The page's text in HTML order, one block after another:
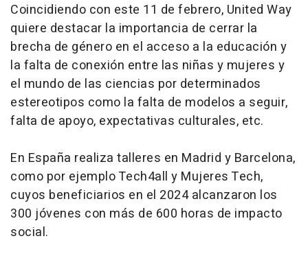
Coincidiendo con este 11 de febrero, United Way
quiere destacar la importancia de cerrar la
brecha de género en el acceso a la educación y
la falta de conexión entre las niñas y mujeres y
el mundo de las ciencias por determinados
estereotipos como la falta de modelos a seguir,
falta de apoyo, expectativas culturales, etc.
En España realiza talleres en Madrid y Barcelona,
como por ejemplo Tech4all y Mujeres Tech,
cuyos beneficiarios en el 2024 alcanzaron los
300 jóvenes con más de 600 horas de impacto
social.